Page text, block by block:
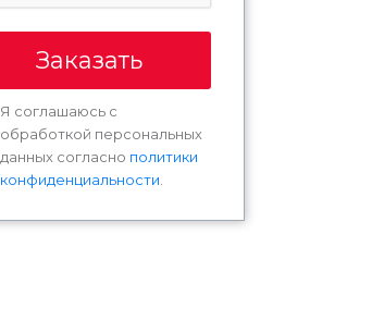
Заказать
Я соглашаюсь с
обработкой персональных
данных согласно политики
конфиденциальности